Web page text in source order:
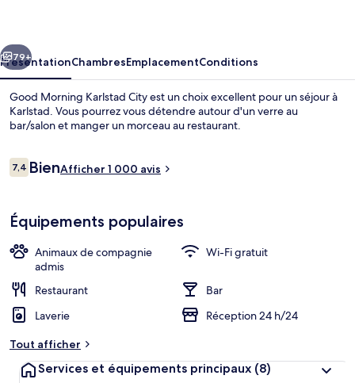
Good Morning Twin Room | Bureau,
Suivant
79+
PrésentationChambresEmplacementConditions
Good Morning Karlstad City est un choix excellent pour un séjour à
Karlstad. Vous pourrez vous détendre autour d'un verre au
bar/salon et manger un morceau au restaurant.
Avis
voyageurs
7,47,4 sur 10
BienAfficher 1 000 avis
Équipements populaires
Animaux de compagnie
admis
Wi-Fi gratuit
Restaurant
Bar
Laverie
Réception 24 h/24
Tout afficher
Services et équipements principaux (8)